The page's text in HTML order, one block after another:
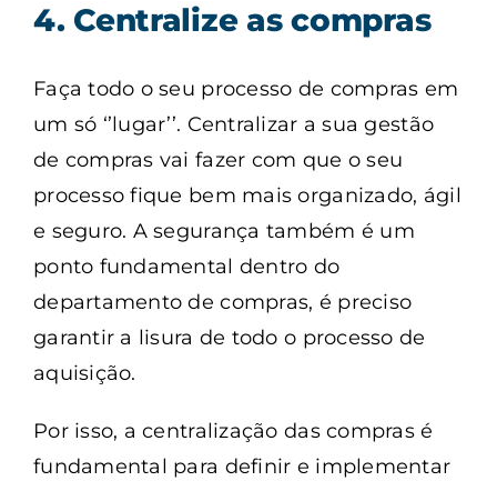
4. Centralize as compras
Faça todo o seu processo de compras em
um só ‘’lugar’’. Centralizar a sua gestão
de compras vai fazer com que o seu
processo fique bem mais organizado, ágil
e seguro. A segurança também é um
ponto fundamental dentro do
departamento de compras, é preciso
garantir a lisura de todo o processo de
aquisição.
Por isso, a centralização das compras é
fundamental para definir e implementar